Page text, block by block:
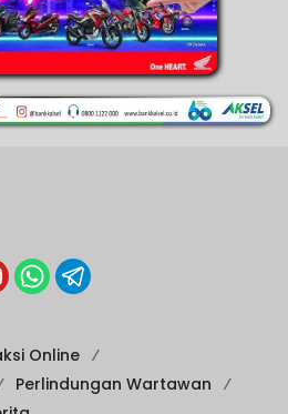
Online
Perlindungan Wartawan